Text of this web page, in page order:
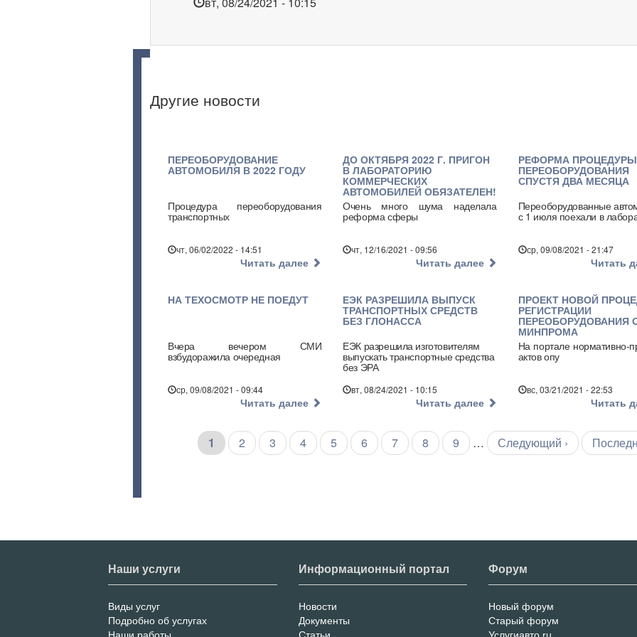
Другие новости
ПЕРЕОБОРУДОВАНИЕ
АВТОМОБИЛЯ В 2022 ГОДУ
Процедура переоборудования
транспортных
чт, 06/02/2022 - 14:51
Читать далее
ДО ОКТЯБРЯ 2022 Г. ПРИГОН
В ЛАБОРАТОРИЮ
КОММЕРЧЕСКИХ
АВТОМОБИЛЕЙ ОБЯЗАТЕЛЕН!
Очень много шума наделала
реформа сферы
чт, 12/16/2021 - 09:56
Читать далее
РЕФОРМА ПРОЦЕДУРЫ
ПЕРЕОБОРУДОВАНИЯ
СПУСТЯ ДВА МЕСЯЦА
Переоборудованные
с 1 июля поехали в
ср, 09/08/2021 - 21:47
Читать
НА ТЕХОСМОТР НЕ ПОЕДУТ
Вчера вечером СМИ
взбудоражила очередная
ср, 09/08/2021 - 09:44
Читать далее
ЕЭК РАЗРЕШИЛА ВЫПУСК
ТРАНСПОРТНЫХ СРЕДСТВ
БЕЗ ГЛОНАССА
ЕЭК разрешила изготовителям
выпускать транспортные средства
без ЭРА
вт, 08/24/2021 - 10:15
Читать далее
ПРОЕКТ НОВОЙ
РЕГИСТРАЦИИ
ПЕРЕОБОРУДОВАНИЯ
МИНПРОМА
На портале нормативно-
актов опу
вс, 03/21/2021 - 22:53
Читать
Нумерация
страниц
Текущая
страница
1 Страница
2 Страница
3 Страница
4 Страница
5 Страница
6 Страница
7 Страница
8 Страница
9 …
Следующая
страница
Следующий ›
Наши услуги
Меню
Виды услуг
Подробно об услугах
Информационный портал
Информационный
Новости
Документы
Форум
Форум
Новый форум
Старый форум